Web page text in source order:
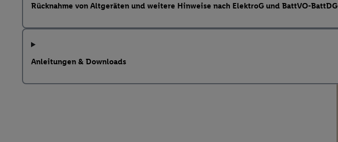
Rücknahme von Altgeräten und weitere Hinweise nach ElektroG und BattVO-BattDG
Anleitungen & Downloads